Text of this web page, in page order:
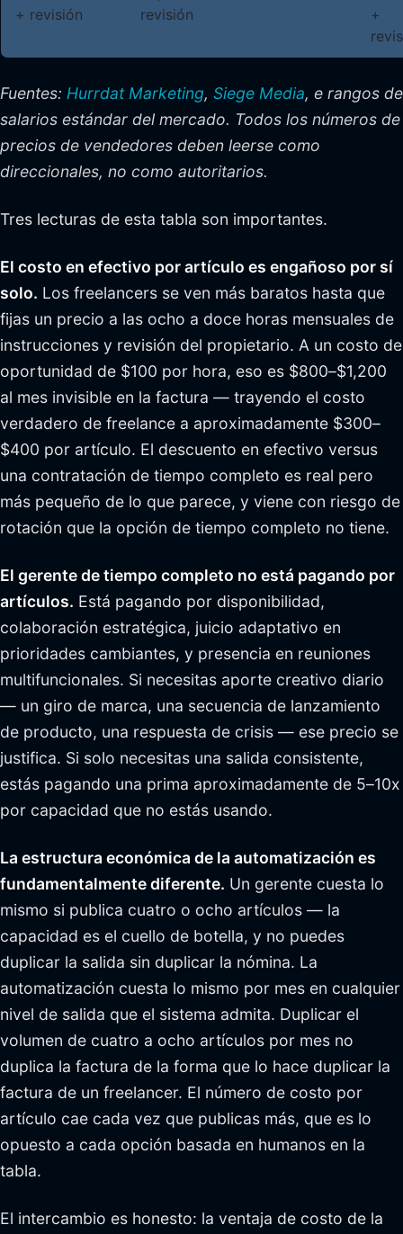
+ revisión
revisión
+
Fuentes: Hurrdat Marketing, Siege Media, e rangos de
salarios estándar del mercado. Todos los números de
precios de vendedores deben leerse como
direccionales, no como autoritarios.
Tres lecturas de esta tabla son importantes.
El costo en efectivo por artículo es engañoso por sí
solo. Los freelancers se ven más baratos hasta que
fijas un precio a las ocho a doce horas mensuales de
instrucciones y revisión del propietario. A un costo de
oportunidad de $100 por hora, eso es $800–$1,200
al mes invisible en la factura — trayendo el costo
verdadero de freelance a aproximadamente $300–
$400 por artículo. El descuento en efectivo versus
una contratación de tiempo completo es real pero
más pequeño de lo que parece, y viene con riesgo de
rotación que la opción de tiempo completo no tiene.
El gerente de tiempo completo no está pagando por
artículos. Está pagando por disponibilidad,
colaboración estratégica, juicio adaptativo en
prioridades cambiantes, y presencia en reuniones
multifuncionales. Si necesitas aporte creativo diario
— un giro de marca, una secuencia de lanzamiento
de producto, una respuesta de crisis — ese precio se
justifica. Si solo necesitas una salida consistente,
estás pagando una prima aproximadamente de 5–10x
por capacidad que no estás usando.
La estructura económica de la automatización es
fundamentalmente diferente. Un gerente cuesta lo
mismo si publica cuatro o ocho artículos — la
capacidad es el cuello de botella, y no puedes
duplicar la salida sin duplicar la nómina. La
automatización cuesta lo mismo por mes en cualquier
nivel de salida que el sistema admita. Duplicar el
volumen de cuatro a ocho artículos por mes no
duplica la factura de la forma que lo hace duplicar la
factura de un freelancer. El número de costo por
artículo cae cada vez que publicas más, que es lo
opuesto a cada opción basada en humanos en la
tabla.
El intercambio es honesto: la ventaja de costo de la